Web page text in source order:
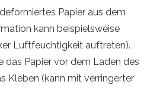
Papier aus dem
kann beispielsweise
Luftfeuchtigkeit auftreten).
das Papier vor dem Laden des
Kleben (kann mit verringerter